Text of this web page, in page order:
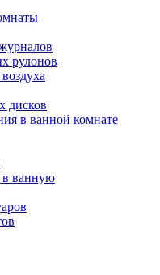
рулонов
дисков
в ванной комнате
в ванную